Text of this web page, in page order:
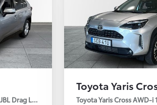
Drag Led ramp Vhjul motorv
Toyota Yaris
Toyota Yaris Cross AWD-